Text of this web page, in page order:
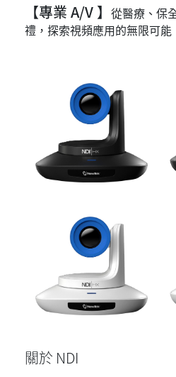
【專業 A/V 】 從醫療、保
禮，探索視頻應用的無限可能
關於 NDI